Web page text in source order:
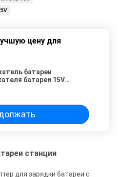
цену для
батареи
батареи 15V
станции
для зарядки батареи с